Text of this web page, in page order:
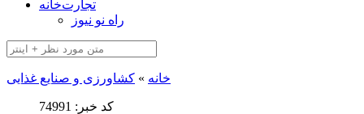
تجارت‌خانه
راه نو نیوز
خانه » کشاورزی و صنایع غذایی
کد خبر: 74991